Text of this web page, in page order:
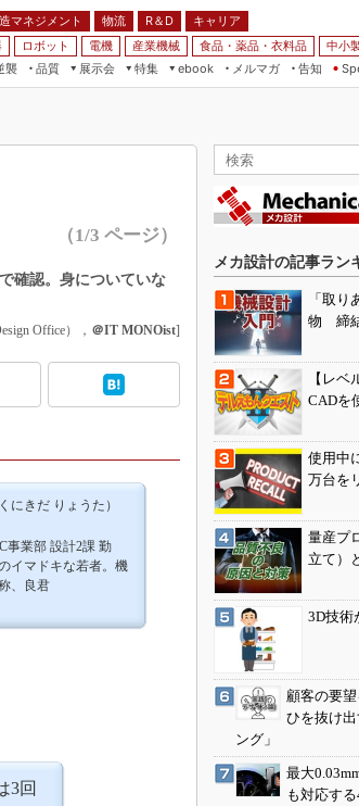
マネジメント 物流 R＆D
キャリア
ロボット 電機 産業機械 食品・薬品・衣料品
中小
襲 品質
展示会
特集
グ
タ
ebook
メルマガ
告知
（1/3 ページ）
確認。身についていな
Office）， ＠IT MONOist]
くにきだ りょうた）
事業部 設計2課 勤
イマドキな若者。機
、良君
3回
メカ設計の記事ラン
「取
物 締
【レ
CADを
使用中
万台を
量産プ
立て）
3D技術
顧客の要
ひを抜け
ング」
最大
も対応す